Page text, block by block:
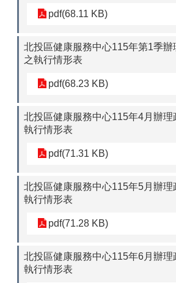
pdf(68.11 KB)
北投區健康服務中心115年第1季
之執行情形表
pdf(68.23 KB)
北投區健康服務中心115年4月辦理
執行情形表
pdf(71.31 KB)
北投區健康服務中心115年5月辦理
執行情形表
pdf(71.28 KB)
北投區健康服務中心115年6月辦理
執行情形表